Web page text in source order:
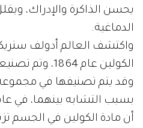
يحسن الذاكرة والإدراك،
الدماغية.
وقد يتم تصنيفها في
أن مادة الكولين في الجسم